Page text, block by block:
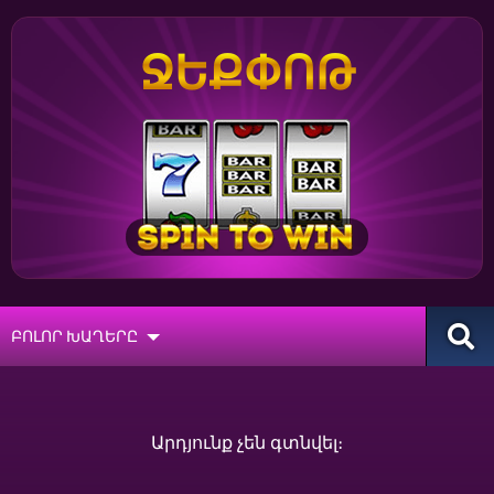
ՋԵՔՓՈԹ
ԲՈԼՈՐ ԽԱՂԵՐԸ
Արդյունք չեն գտնվել։